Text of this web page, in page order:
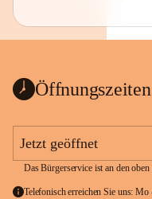
Öffnungszeiten
Jetzt geöffnet
Das Bürgerservice ist an den